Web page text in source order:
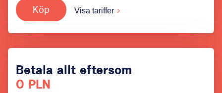
Köp Visa tariffer
Betala allt eftersom
0 PLN